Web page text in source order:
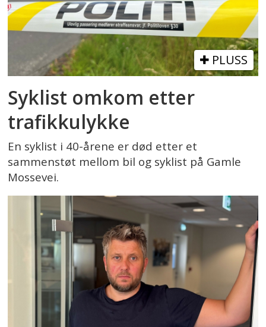
PLUSS
Syklist omkom etter
trafikkulykke
En syklist i 40-årene er død etter et
sammenstøt mellom bil og syklist på Gamle
Mossevei.